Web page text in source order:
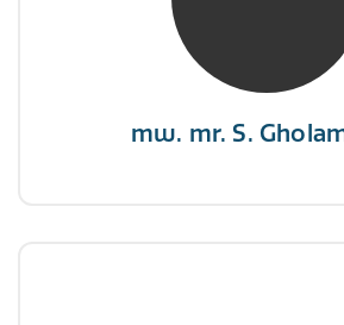
mw. mr. S.
“Als je de richting van de
veranderen, verander dan de